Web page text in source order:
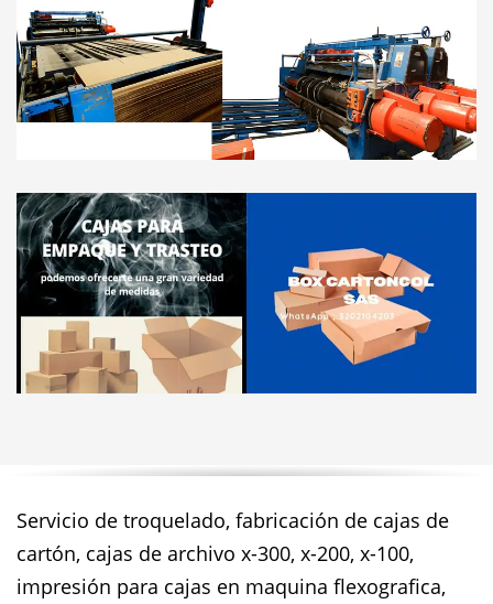
Servicio de troquelado, fabricación de cajas de
cartón, cajas de archivo x-300, x-200, x-100,
impresión para cajas en maquina flexografica,